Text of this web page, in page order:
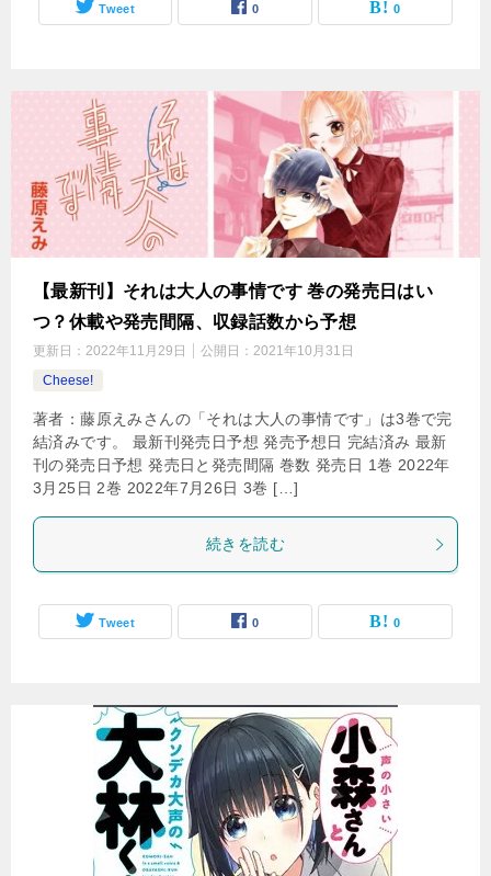
Tweet 0 0
【最新刊】それは大人の事情です 巻の発売日はい
つ？休載や発売間隔、収録話数から予想
更新日： 2022年11月29日 公開日： 2021年10月31日
Cheese!
著者：藤原えみさんの「それは大人の事情です」は3巻で完
結済みです。 最新刊発売日予想 発売予想日 完結済み 最新
刊の発売日予想 発売日と発売間隔 巻数 発売日 1巻 2022年
3月25日 2巻 2022年7月26日 3巻 […]
続きを読む
Tweet 0 0